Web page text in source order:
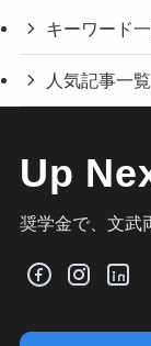
キーワード
人気記事一覧
Up
奨学金で、文武